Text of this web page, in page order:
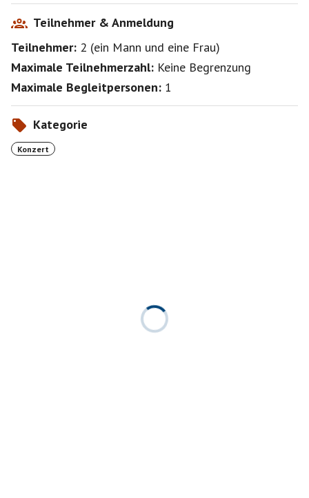
Teilnehmer & Anmeldung
Teilnehmer: 2 (ein Mann und eine Frau)
Maximale Teilnehmerzahl: Keine Begrenzung
Maximale Begleitpersonen: 1
Kategorie
Konzert